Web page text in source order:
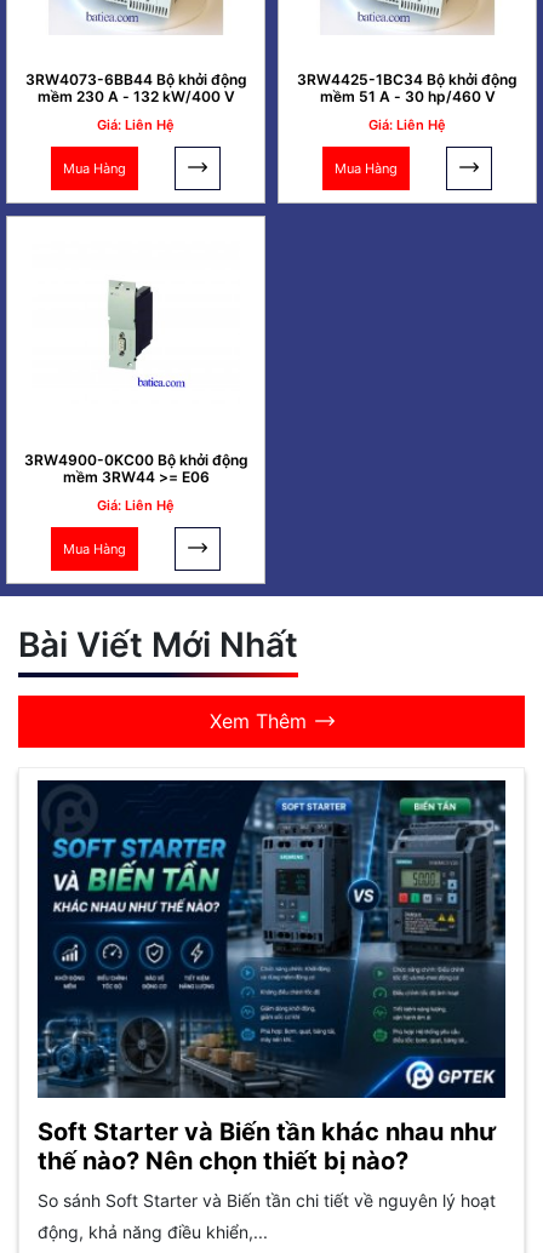
3RW4073-6BB44 Bộ khởi động
mềm 230 A - 132 kW/400 V
Giá: Liên Hệ
Mua Hàng
3RW4425-1BC34 Bộ khởi động
mềm 51 A - 30 hp/460 V
Giá: Liên Hệ
Mua Hàng
3RW4900-0KC00 Bộ khởi động
mềm 3RW44 >= E06
Giá: Liên Hệ
Mua Hàng
Bài Viết Mới Nhất
Xem Thêm
Soft Starter và Biến tần khác nhau như
thế nào? Nên chọn thiết bị nào?
So sánh Soft Starter và Biến tần chi tiết về nguyên lý hoạt
động, khả năng điều khiển,...